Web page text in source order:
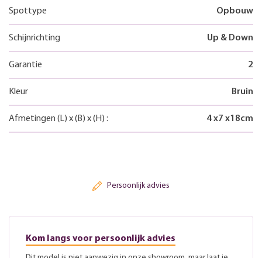
Spottype Opbouw
Schijnrichting Up & Down
Garantie 2
Kleur Bruin
Afmetingen (L) x(B) x(H) : 4x7 x18cm
Persoonlijk advies
Kom langs voor persoonlijk advies